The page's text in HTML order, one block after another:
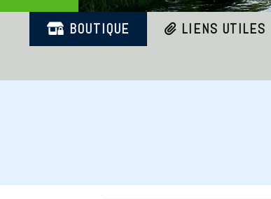
BOUTIQUE LIENS UTILES